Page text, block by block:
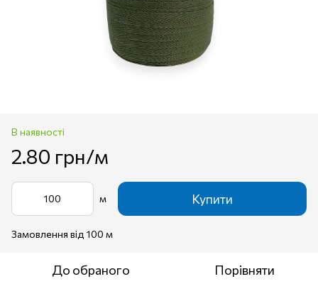
В наявності
2.80 грн/м
м Купити
Замовлення від 100 м
До обраного Порівняти